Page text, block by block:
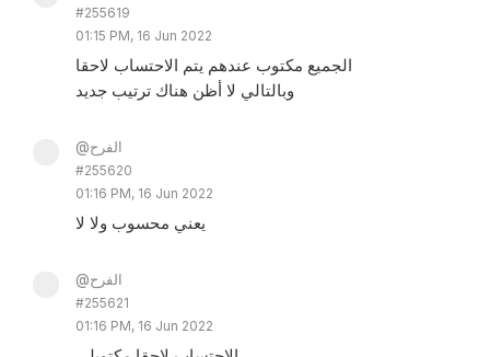
#255619
01:15 PM, 16 Jun 2022
الجميع مكتوب عندهم يتم الاحتساب لاحقا
وبالتالي لا أظن هناك ترتيب جديد
@الفرح
#255620
01:16 PM, 16 Jun 2022
يعني محسوب ولا لا
@الفرح
#255621
01:16 PM, 16 Jun 2022